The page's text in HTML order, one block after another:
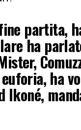
partita,
ha
ha
Ikoné,